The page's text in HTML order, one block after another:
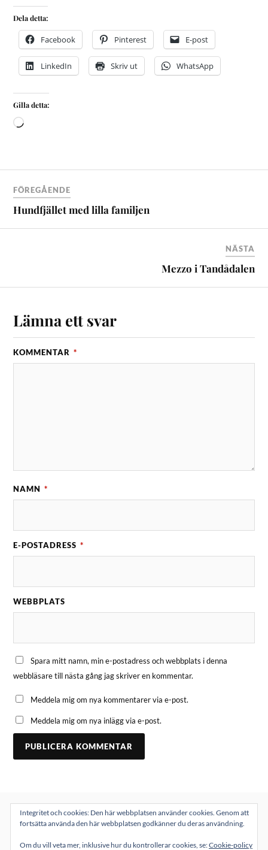
Dela detta:
Facebook Pinterest E-post
LinkedIn Skriv ut WhatsApp
Gilla detta:
FÖREGÅENDE
Hundfjället med lilla familjen
NÄSTA
Mezzo i Tandådalen
Lämna ett svar
KOMMENTAR *
NAMN *
E-POSTADRESS *
WEBBPLATS
Spara mitt namn, min e-postadress och webbplats i denna
webbläsare till nästa gång jag skriver en kommentar.
Meddela mig om nya kommentarer via e-post.
Meddela mig om nya inlägg via e-post.
Integritet och cookies: Den här webbplatsen använder cookies. Genom att
fortsätta använda den här webbplatsen godkänner du deras användning.
Om du vill veta mer, inklusive hur du kontrollerar cookies, se:Cookie-policy